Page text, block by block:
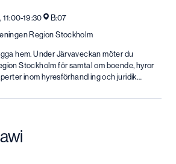
11:00-19:30
B:07
Region Stockholm
hem. Under Järvaveckan möter du
Stockholm för samtal om boende, hyror
inom hyresförhandling och juridik…